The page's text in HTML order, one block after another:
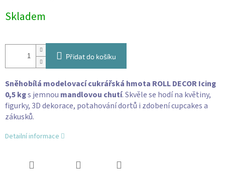
Skladem
Přidat do košíku
Sněhobílá modelovací cukrářská hmota ROLL DECOR Icing
0,5 kgs jemnou mandlovou chutí. Skvěle se hodí na květiny,
figurky, 3D dekorace, potahování dortů i zdobení cupcakes a
zákusků.
Detailní informace